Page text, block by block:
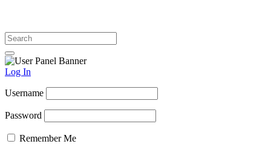
Log In
Username
Password
Remember Me